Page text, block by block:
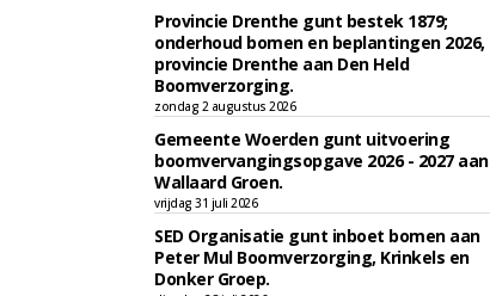
Provincie Drenthe gunt bestek 1879;
onderhoud bomen en beplantingen 2026,
provincie Drenthe aan Den Held
Boomverzorging.
zondag 2 augustus 2026
Gemeente Woerden gunt uitvoering
boomvervangingsopgave 2026 - 2027 aan
Wallaard Groen.
vrijdag 31 juli 2026
SED Organisatie gunt inboet bomen aan
Peter Mul Boomverzorging, Krinkels en
Donker Groep.